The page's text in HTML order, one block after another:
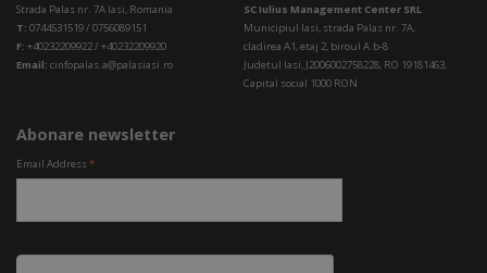
Strada Palas nr. 7A Iasi, Romania
T: 0744531519 / 0756089151
F: +40232209922 / +40232209920
Email: cinfopalas.a@palasiasi.ro
SC Iulius Management Center SRL
Municipiul Iasi, strada Palas nr. 7A,
cladirea A1, etaj 2, biroul A.b-8
Judetul Iasi, J2006002758228, RO 19181463,
Capital social 1000 RON
Abonare newsletter
Email Address*